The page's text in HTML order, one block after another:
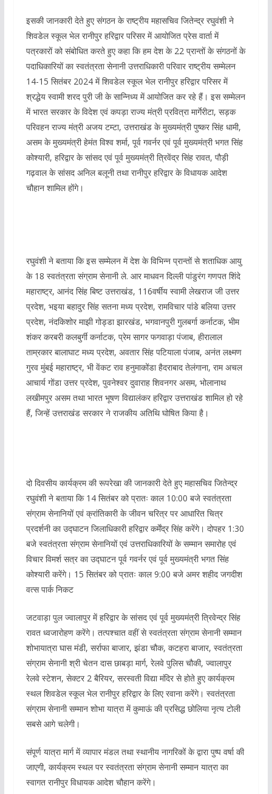
इसकी जानकारी देते हुए संगठन के राष्ट्रीय महासचिव जितेन्द्र रघुवंशी ने
शिवडेल स्कूल भेल रानीपुर हरिद्वार परिसर में आयोजित प्रेस वार्ता में
पत्रकारों को संबोधित करते हुए कहा कि हम देश के 22 प्रान्तों के संगठनों के
पदाधिकारियों का स्वतंत्रता सेनानी उत्तराधिकारी परिवार राष्ट्रीय सम्मेलन
14-15 सितंबर 2024 में शिवडेल स्कूल भेल रानीपुर हरिद्वार परिसर में
श्रद्धेय स्वामी शरद पुरी जी के सान्निध्य में आयोजित कर रहे हैं। इस सम्मेलन
में भारत सरकार के विदेश एवं कपड़ा राज्य मंत्री प्रवित्रा मार्गेरीटा, सड़क
परिवहन राज्य मंत्री अजय टम्टा, उत्तराखंड के मुख्यमंत्री पुष्कर सिंह धामी,
असम के मुख्यमंत्री हेमंत विश्व शर्मा, पूर्व गवर्नर एवं पूर्व मुख्यमंत्री भगत सिंह
कोश्यारी, हरिद्वार के सांसद एवं पूर्व मुख्यमंत्री त्रिवेंद्र सिंह रावत, पौड़ी
गढ़वाल के सांसद अनिल बलूनी तथा रानीपुर हरिद्वार के विधायक आदेश
चौहान शामिल होंगे।
रघुवंशी ने बताया कि इस सम्मेलन में देश के विभिन्न प्रान्तों से शताधिक आयु
के 18 स्वतंत्रता संग्राम सेनानी ले. आर माधवन दिल्ली पांडुरंग गणपत शिंदे
महाराष्ट्र, आनंद सिंह बिष्ट उत्तराखंड, 116वर्षीय स्वामी लेखराज जी उत्तर
प्रदेश, भइया बहादुर सिंह सतना मध्य प्रदेश, रामविचार पांडे बलिया उत्तर
प्रदेश, नंदकिशोर माझी गोड्डा झारखंड, भगवानपुरी गुलबर्गा कर्नाटक, भीम
शंकर करबरी कलबुर्गी कर्नाटक, प्रेम सागर फगवाड़ा पंजाब, हीरालाल
ताम्रकार बालाघाट मध्य प्रदेश, अवतार सिंह पटियाला पंजाब, अनंत लक्ष्मण
गुरव मुंबई महाराष्ट्र, भी वेंकट राव हनुमाकोंडा हैदराबाद तेलंगाना, राम अचल
आचार्य गोंडा उत्तर प्रदेश, पुवनेश्वर दुवाराह शिवनगर असम, भोलानाथ
लखीमपुर असम तथा भारत भूषण विद्यालंकर हरिद्वार उत्तराखंड शामिल हो रहे
हैं, जिन्हें उत्तराखंड सरकार ने राजकीय अतिथि घोषित किया है।
दो दिवसीय कार्यक्रम की रूपरेखा की जानकारी देते हुए महासचिव जितेन्द्र
रघुवंशी ने बताया कि 14 सितंबर को प्रातः काल 10:00 बजे स्वतंत्रता
संग्राम सेनानियों एवं क्रांतिकारी के जीवन चरित्र पर आधारित चित्र
प्रदर्शनी का उद्घाटन जिलाधिकारी हरिद्वार कर्मेंद्र सिंह करेंगे। दोपहर 1:30
बजे स्वतंत्रता संग्राम सेनानियों एवं उत्तराधिकारियों के सम्मान समारोह एवं
विचार विमर्श सत्र का उद्घाटन पूर्व गवर्नर एवं पूर्व मुख्यमंत्री भगत सिंह
कोश्यारी करेंगे। 15 सितंबर को प्रातः काल 9:00 बजे अमर शहीद जगदीश
वत्स पार्क निकट
जटवाड़ा पुल ज्वालापुर में हरिद्वार के सांसद एवं पूर्व मुख्यमंत्री त्रिवेन्द्र सिंह
रावत ध्वजारोहण करेंगे। तत्पश्चात वहीं से स्वतंत्रता संग्राम सेनानी सम्मान
शोभायात्रा घास मंडी, सर्राफा बाजार, झंडा चौक, कटहरा बाजार, स्वतंत्रता
संग्राम सेनानी श्री चेतन दास छाबड़ा मार्ग, रेलवे पुलिस चौकी, ज्वालापुर
रेलवे स्टेशन, सेक्टर 2 बैरियर, सरस्वती विद्या मंदिर से होते हुए कार्यक्रम
स्थल शिवडेल स्कूल भेल रानीपुर हरिद्वार के लिए रवाना करेंगे। स्वतंत्रता
संग्राम सेनानी सम्मान शोभा यात्रा में कुमाऊं की प्रसिद्ध छोलिया नृत्य टोली
सबसे आगे चलेगी।
संपूर्ण यात्रा मार्ग में व्यापार मंडल तथा स्थानीय नागरिकों के द्वारा पुष्प वर्षा की
जाएगी, कार्यक्रम स्थल पर स्वतंत्रता संग्राम सेनानी सम्मान यात्रा का
स्वागत रानीपुर विधायक आदेश चौहान करेंगे।